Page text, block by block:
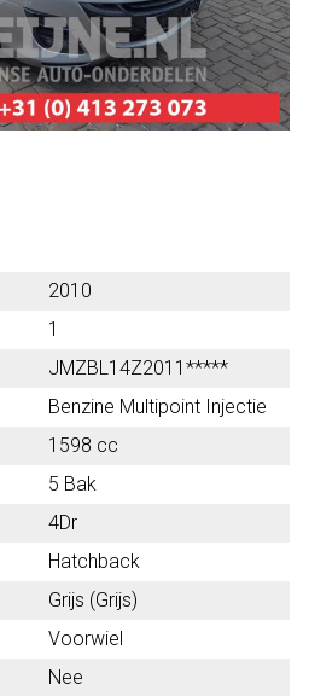
2010
1
JMZBL14Z2011*****
Benzine Multipoint Injectie
1598 cc
5 Bak
4Dr
Hatchback
Grijs (Grijs)
Voorwiel
Nee